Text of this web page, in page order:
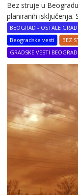
Bez struje u
planiranih isključenja.
BEOGRAD - OSTALE
Beogradske vesti
BEZ
GRADSKE VESTI BEOGRAD